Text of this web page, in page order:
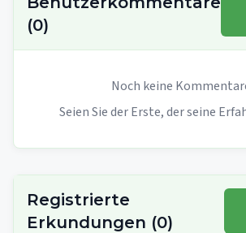
(0)
Noch keine
Seien Sie der Erste, der seine
Registrierte
Erkundungen (0)